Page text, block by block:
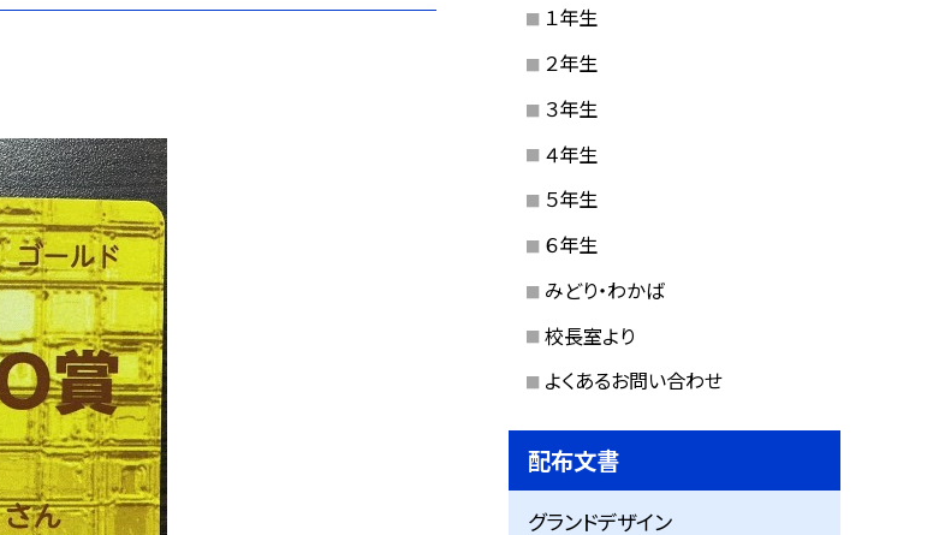
１年生
２年生
３年生
４年生
５年生
６年生
みどり・わかば
校長室より
よくあるお問い合わせ
配布文書
グランドデザイン